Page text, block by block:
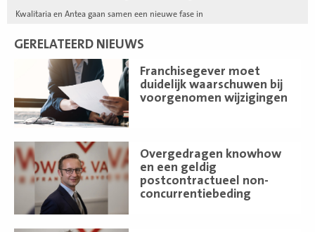
Kwalitaria en Antea gaan samen een nieuwe fase in
GERELATEERD NIEUWS
Franchisegever moet
duidelijk waarschuwen bij
voorgenomen wijzigingen
Overgedragen knowhow
en een geldig
postcontractueel non-
concurrentiebeding
Lees
meer